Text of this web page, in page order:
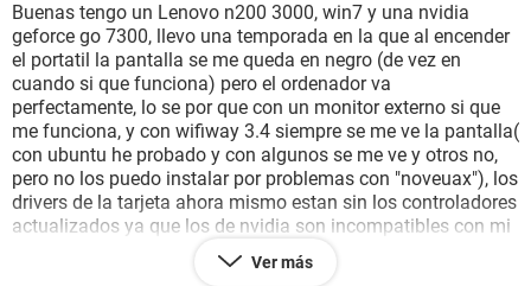
Buenas tengo un Lenovo n200 3000, win7 y una nvidia
geforce go 7300, llevo una temporada en la que al encender
el portatil la pantalla se me queda en negro (de vez en
cuando si que funciona) pero el ordenador va
perfectamente, lo se por que con un monitor externo si que
me funciona, y con wifiway 3.4 siempre se me ve la pantalla(
con ubuntu he probado y con algunos se me ve y otros no,
pero no los puedo instalar por problemas con "noveuax"), los
drivers de la tarjeta ahora mismo estan sin los controladores
actualizados ya que los de nvidia son incompatibles con mi
modelo, y los de lenovo nose por que me dan pantallazo
azul al iniciar, de todas formas antes de que me pasara esto
Ver más